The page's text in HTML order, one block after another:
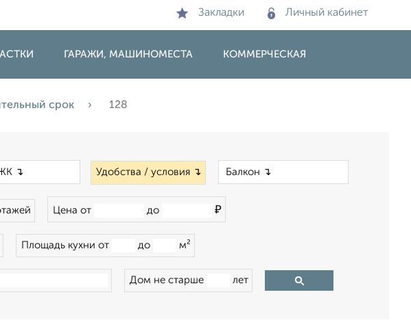
Закладки Личный кабинет
ГАРАЖИ, МАШИНОМЕСТА КОММЕРЧЕСКАЯ
срок 128
Удобства / условия ↴
Цена от до ₽
Площадь кухни от до м²
Дом не старше лет